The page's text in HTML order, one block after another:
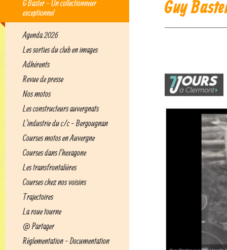
G Baster - Un collectionneur
exceptionnel
Agenda 2026
Les sorties du club en images
Adhérents
Revue de presse
Nos motos
Les constructeurs auvergnats
L'industrie du c/c - Bergougnan
Courses motos en Auvergne
Courses dans l'hexagone
Les transfrontalières
Courses chez nos voisins
Trajectoires
La roue tourne
@ Partager
Règlementation - Documentation
Guy